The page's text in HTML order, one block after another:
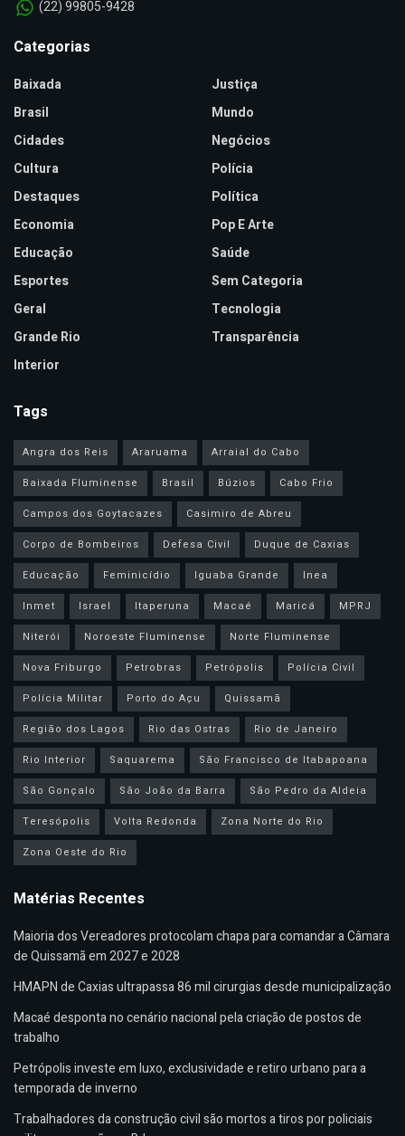
(22) 99805-9428
Categorias
Baixada
Brasil
Cidades
Cultura
Destaques
Economia
Educação
Esportes
Geral
Grande Rio
Interior
Justiça
Mundo
Negócios
Polícia
Política
Pop E Arte
Saúde
Sem Categoria
Tecnologia
Transparência
Tags
Angra dos Reis Araruama
Arraial do Cabo
Baixada Fluminense
Brasil Búzios
Cabo Frio
Campos dos Goytacazes
Casimiro de Abreu
Corpo de Bombeiros
Defesa Civil
Duque de Caxias
Educação
Feminicídio Iguaba Grande
Inea
Inmet
Israel Itaperuna Macaé Maricá
MPRJ
Niterói
Noroeste Fluminense
Norte Fluminense
Nova Friburgo
Petrobras Petrópolis
Polícia Civil
Polícia Militar
Porto do Açu
Quissamã
Região dos Lagos
Rio das Ostras
Rio de Janeiro
Rio Interior
Saquarema
São Francisco de Itabapoana
São Gonçalo
São João da Barra
São Pedro da Aldeia
Teresópolis
Volta Redonda
Zona Norte do Rio
Zona Oeste do Rio
Matérias Recentes
Maioria dos Vereadores protocolam chapa para comandar a Câmara
de Quissamã em 2027 e 2028
HMAPN de Caxias ultrapassa 86 mil cirurgias desde municipalização
Macaé desponta no cenário nacional pela criação de postos de
trabalho
Petrópolis investe em luxo, exclusividade e retiro urbano para a
temporada de inverno
Trabalhadores da construção civil são mortos a tiros por policiais